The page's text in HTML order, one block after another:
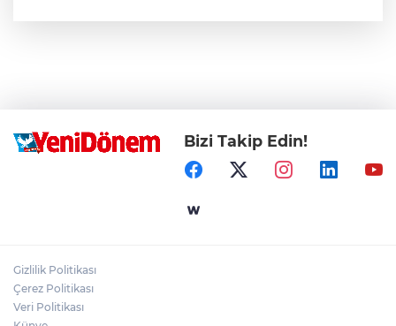
Bizi Takip Edin!
Gizlilik Politikası
Çerez Politikası
Veri Politikası